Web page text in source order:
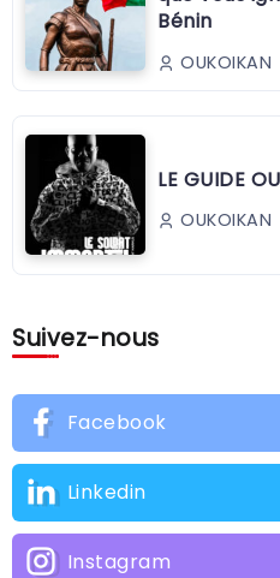
Bénin
OUKOIKAN
LE GUIDE
OUKOIKAN
Suivez-nous
Facebook
Linkedin
Instagram